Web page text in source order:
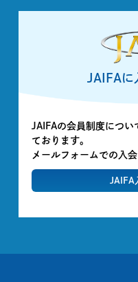
JAIFA
JAIFAの会員制度につい
ております。
メールフォームでの入会
JAIFA